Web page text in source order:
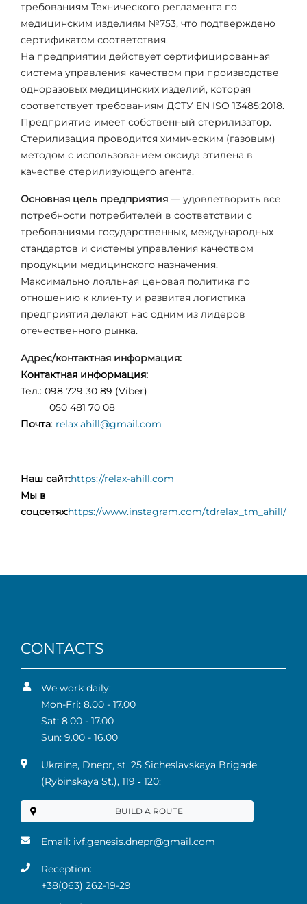
требованиям Технического регламента по
медицинским изделиям №753, что подтверждено
сертификатом соответствия.
На предприятии действует сертифицированная
система управления качеством при производстве
одноразовых медицинских изделий, которая
соответствует требованиям ДСТУ EN ISO 13485:2018.
Предприятие имеет собственный стерилизатор.
Стерилизация проводится химическим (газовым)
методом с использованием оксида этилена в
качестве стерилизующего агента.
Основная цель предприятия — удовлетворить все
потребности потребителей в соответствии с
требованиями государственных, международных
стандартов и системы управления качеством
продукции медицинского назначения.
Максимально лояльная ценовая политика по
отношению к клиенту и развитая логистика
предприятия делают нас одним из лидеров
отечественного рынка.
Адрес/контактная информация:
Контактная информация:
Тел.: 098 729 30 89 (Viber)
050 481 70 08
Почта: relax.ahill@gmail.com
Наш сайт:https://relax-ahill.com
Мы в
соцсетях:https://www.instagram.com/tdrelax_tm_ahill/
CONTACTS
We work daily:
Mon-Fri: 8.00 - 17.00
Sat: 8.00 - 17.00
Sun: 9.00 - 16.00
Ukraine, Dnepr, st. 25 Sicheslavskaya Brigade
(Rybinskaya St.), 119 ‑ 120:
BUILD A ROUTE
Email: ivf.genesis.dnepr@gmail.com
Reception:
+38(063) 262-19-29